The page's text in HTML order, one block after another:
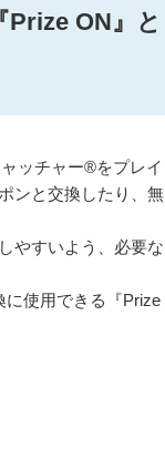
ON』と
ッチャー®をプレイ
ンと交換したり、無
やすいよう、必要な
に使用できる『Prize